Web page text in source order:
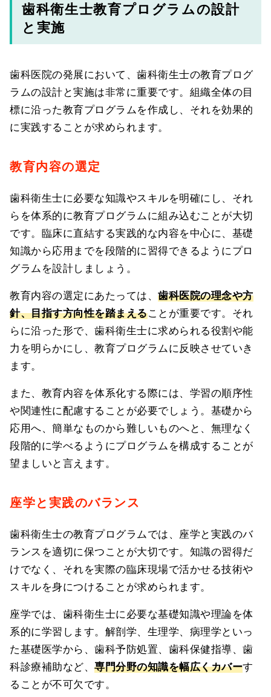
歯科衛生士教育プログラムの設計
と実施
歯科医院の発展において、歯科衛生士の教育プログ
ラムの設計と実施は非常に重要です。組織全体の目
標に沿った教育プログラムを作成し、それを効果的
に実践することが求められます。
教育内容の選定
歯科衛生士に必要な知識やスキルを明確にし、それ
らを体系的に教育プログラムに組み込むことが大切
です。臨床に直結する実践的な内容を中心に、基礎
知識から応用までを段階的に習得できるようにプロ
グラムを設計しましょう。
教育内容の選定にあたっては、歯科医院の理念や方
針、目指す方向性を踏まえることが重要です。それ
らに沿った形で、歯科衛生士に求められる役割や能
力を明らかにし、教育プログラムに反映させていき
ます。
また、教育内容を体系化する際には、学習の順序性
や関連性に配慮することが必要でしょう。基礎から
応用へ、簡単なものから難しいものへと、無理なく
段階的に学べるようにプログラムを構成することが
望ましいと言えます。
座学と実践のバランス
歯科衛生士の教育プログラムでは、座学と実践のバ
ランスを適切に保つことが大切です。知識の習得だ
けでなく、それを実際の臨床現場で活かせる技術や
スキルを身につけることが求められます。
座学では、歯科衛生士に必要な基礎知識や理論を体
系的に学習します。解剖学、生理学、病理学といっ
た基礎医学から、歯科予防処置、歯科保健指導、歯
科診療補助など、専門分野の知識を幅広くカバーす
ることが不可欠です。